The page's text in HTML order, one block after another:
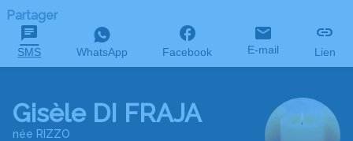
Partager
SMS WhatsApp Facebook E-mail Lien
Gisèle DI FRAJA
née RIZZO